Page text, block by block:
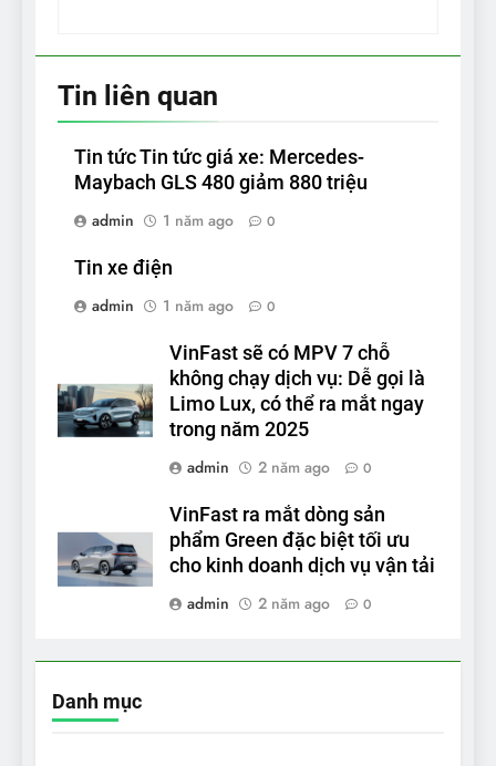
Tin liên quan
Tin tức Tin tức giá xe: Mercedes-
Maybach GLS 480 giảm 880 triệu
admin
1 năm ago 0
Tin xe điện
admin
1 năm ago 0
VinFast sẽ có MPV 7 chỗ
không chạy dịch vụ: Dễ gọi là
Limo Lux, có thể ra mắt ngay
trong năm 2025
admin
2 năm ago 0
VinFast ra mắt dòng sản
phẩm Green đặc biệt tối ưu
cho kinh doanh dịch vụ vận tải
admin
2 năm ago 0
Danh mục